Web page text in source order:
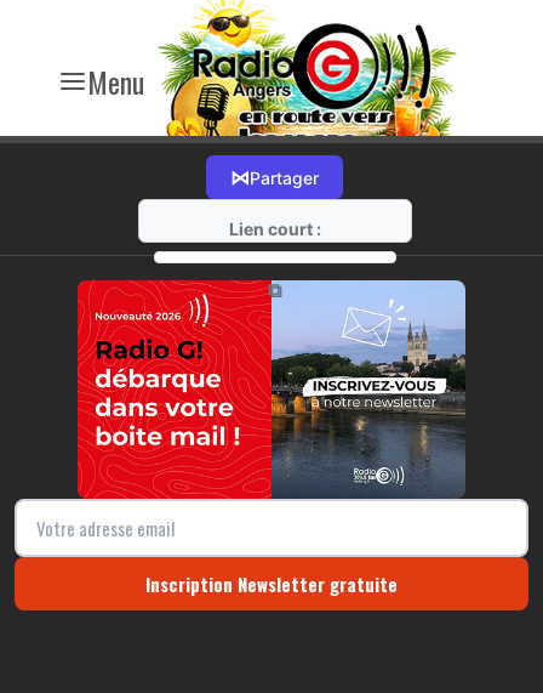
Menu
⋈Partager
Lien court :
https://radio-g.fr?16516
⧉
Inscription Newsletter gratuite